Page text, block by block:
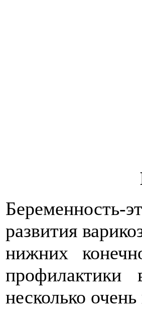
развития
нижних
профилактики
несколько